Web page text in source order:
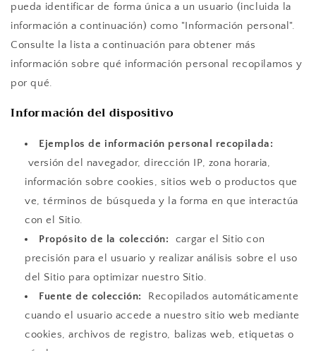
pueda identificar de forma única a un usuario (incluida la
información a continuación) como "Información personal".
Consulte la lista a continuación para obtener más
información sobre qué información personal recopilamos y
por qué.
Información del dispositivo
Ejemplos de información personal recopilada:
versión del navegador, dirección IP, zona horaria,
información sobre cookies, sitios web o productos que
ve, términos de búsqueda y la forma en que interactúa
con el Sitio.
Propósito de la colección:
cargar el Sitio con
precisión para el usuario y realizar análisis sobre el uso
del Sitio para optimizar nuestro Sitio.
Fuente de colección:
Recopilados automáticamente
cuando el usuario accede a nuestro sitio web mediante
cookies, archivos de registro, balizas web, etiquetas o